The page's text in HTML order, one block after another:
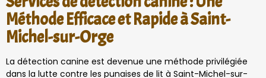
Méthode Efficace et Rapide à Saint-
Michel-sur-Orge
La détection canine est devenue une méthode privilégiée
dans la lutte contre les punaises de lit à Saint-Michel-sur-